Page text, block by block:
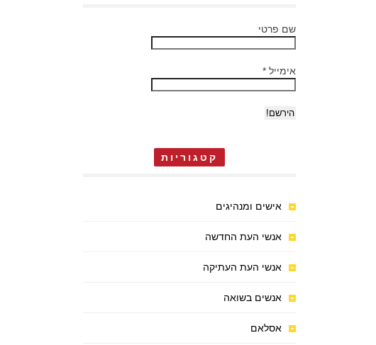
שם פרטי
אימייל *
קטגוריות
אישים ומנהיגים
אנשי העת החדשה
אנשי העת העתיקה
אנשים בשואה
אסלאם